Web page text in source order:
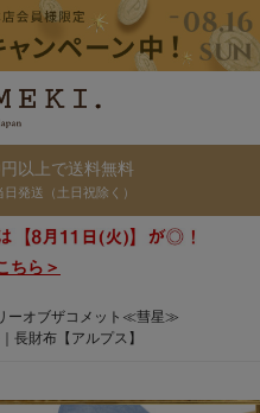
以上で送料無料
発送（土日祝除く）
ちら＞
ーオブザコメット≪彗星≫
財布【アルプス】